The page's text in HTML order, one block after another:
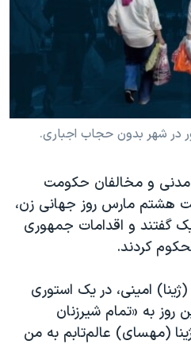
ایران
در شهر بدون حجاب اجباری.
مدنی و مخالفان حکومت
هشتم مارس روز جهانی زن،
گفتند و اقدامات جمهوری
کردند.
امینی، در یک استوری
روز به «تمام شیرزنان
(مهسای) عالم‌تابم به من